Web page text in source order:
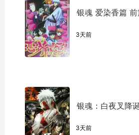
银魂 爱染香篇
3天前
银魂：白夜叉降
3天前